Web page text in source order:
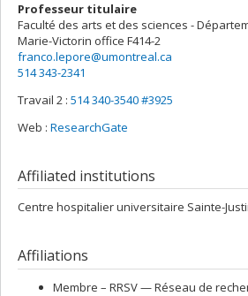
Professeur titulaire
Faculté des arts et des sciences -
Marie-Victorin office F414-2
franco.lepore@umontreal.ca
514 343-2341
Travail 2 : 514 340-3540 #3925
Web : ResearchGate
Affiliated institutions
Centre hospitalier universitaire Sainte-
Affiliations
Membre – RRSV — Réseau de